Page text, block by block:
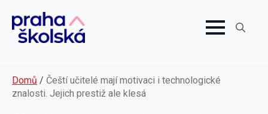
Domů / Čeští učitelé mají motivaci i technologické
znalosti. Jejich prestiž ale klesá